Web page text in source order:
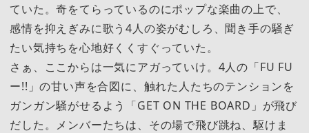
ていた。奇をてらっているのにポップな楽曲の上で、
感情を抑えぎみに歌う4人の姿がむしろ、聞き手の騒ぎ
たい気持ちを心地好くくすぐっていた。
さぁ、ここからは一気にアガっていけ。4人の「FU FU
ー!!」の甘い声を合図に、触れた人たちのテンションを
ガンガン騒がせるよう「GET ON THE BOARD」が飛び
だした。メンバーたちは、その場で飛び跳ね、駆けま